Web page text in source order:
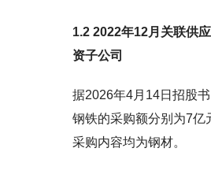
1.2 2022年12月关联供
资子公司
据2026年4月14日招股
钢铁的采购额分别为7亿
采购内容均为钢材。